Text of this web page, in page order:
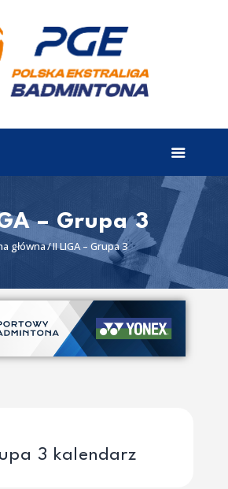
– Grupa 3
główna II LIGA – Grupa 3
3 kalendarz